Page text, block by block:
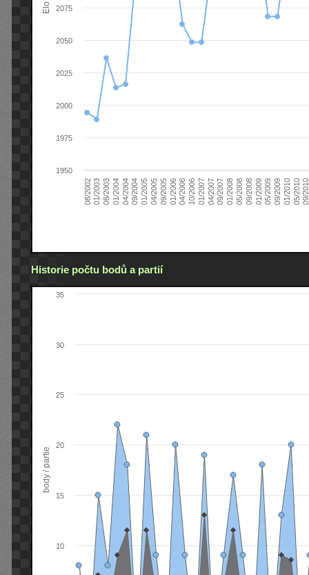
Elo
08/200201/200308/200301/200404/200409/200401/200504/200509/200501/200604/200610/200601/200704/200709/200701/200805/200809/200801/200905/200909/200901/201005/201009/
1950
1975
2000
2025
2050
2075
Historie počtu bodů a partií
body / partie
10
15
20
25
30
35